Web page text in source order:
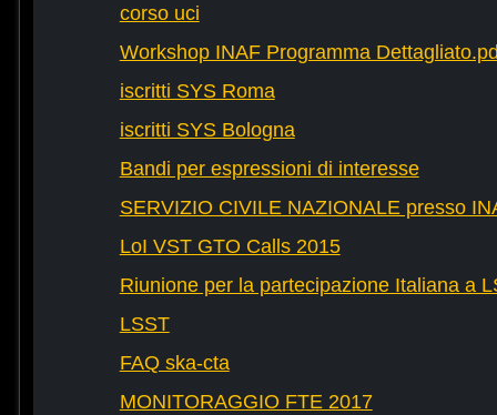
corso uci
Workshop INAF Programma
iscritti SYS Roma
iscritti SYS Bologna
Bandi per espressioni di interesse
SERVIZIO CIVILE NAZIONALE presso
LoI VST GTO Calls 2015
Riunione per la partecipazione Italiana a
LSST
FAQ ska-cta
MONITORAGGIO FTE 2017